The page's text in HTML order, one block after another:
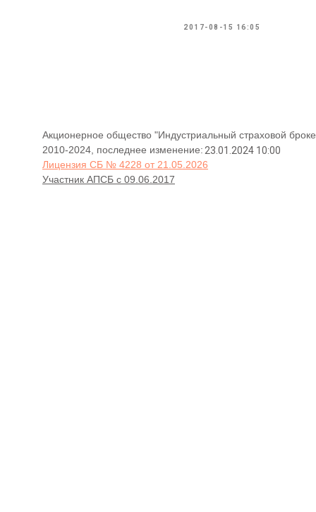
2017-08-15 16:05
Акционерное общество "Индустриальный страховой
2010-2024, последнее изменение:
Лицензия СБ № 4228 от 21.05.2026
Участник АПСБ с 09.06.2017
23.01.2024 10:00